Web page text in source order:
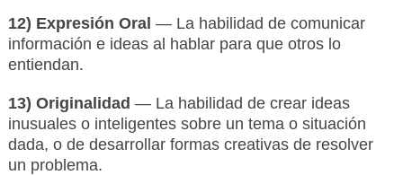
12) Expresión Oral — La habilidad de comunicar
información e ideas al hablar para que otros lo
entiendan.
13) Originalidad — La habilidad de crear ideas
inusuales o inteligentes sobre un tema o situación
dada, o de desarrollar formas creativas de resolver
un problema.